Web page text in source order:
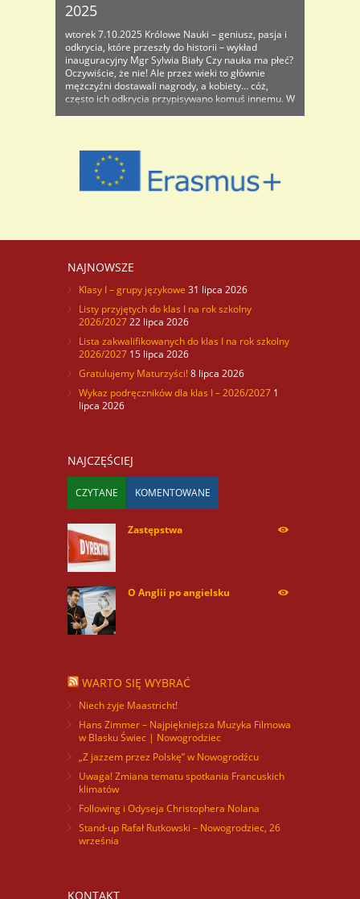
2025
wtorek 7.10.2025 Królowe Nauki – geniusz, pasja i
odkrycia, które przeszły do historii – wykład
inauguracyjny Mgr Sylwia Biały Czy nauka ma płeć?
Oczywiście, że nie! Ale przez wieki to głównie
mężczyźni dostawali nagrody, a kobiety… cóż,
często ich odkrycia przypisywano komuś innemu. W
NAJNOWSZE
Klasy I – grupy językowe 31 lipca 2026
Listy przyjętych do klas I na rok szkolny
2026/202722 lipca 2026
Lista zakwalifikowanych do klas I na rok szkolny
2026/2027 15 lipca 2026
Gratulujemy Maturzyści!8 lipca 2026
Wykaz podręczników dla klas I – 2026/2027 1
lipca 2026
NAJCZĘŚCIEJ
CZYTANE KOMENTOWANE
Zastępstwa
O Anglii po angielsku
WARTO SIĘ WYBRAĆ
Niech żyje Maastricht!
Hans Zimmer – Najpiękniejsza Muzyka Filmowa
w Blasku Świec | Nowogrodziec
„Z jazzem przez Polskę” w Nowogrodźcu
Uwaga! Zmiana tematu spotkania Francuskich
klimatów
Following i Odyseja Christophera Nolana
Stand-up Rafał Rutkowski – Nowogrodziec, 26
września
KONTAKT